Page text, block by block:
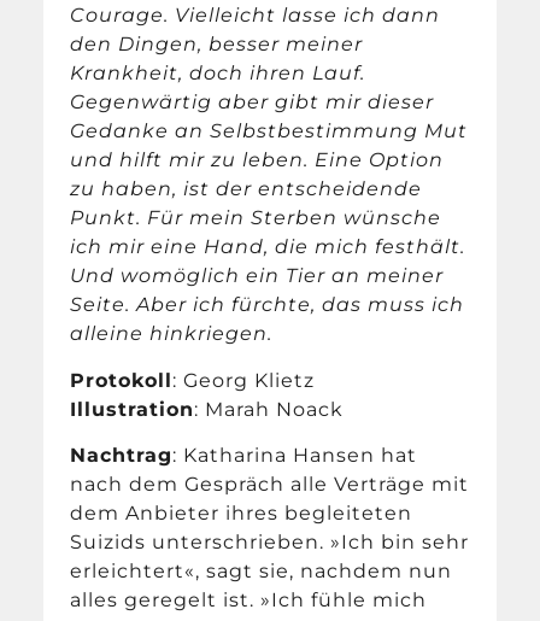
Courage. Vielleicht lasse ich dann
den Dingen, besser meiner
Krankheit, doch ihren Lauf.
Gegenwärtig aber gibt mir dieser
Gedanke an Selbstbestimmung Mut
und hilft mir zu leben. Eine Option
zu haben, ist der entscheidende
Punkt. Für mein Sterben wünsche
ich mir eine Hand, die mich festhält.
Und womöglich ein Tier an meiner
Seite. Aber ich fürchte, das muss ich
alleine hinkriegen.
Protokoll: Georg Klietz
Illustration: Marah Noack
Nachtrag: Katharina Hansen hat
nach dem Gespräch alle Verträge mit
dem Anbieter ihres begleiteten
Suizids unterschrieben. »Ich bin sehr
erleichtert«, sagt sie, nachdem nun
alles geregelt ist. »Ich fühle mich